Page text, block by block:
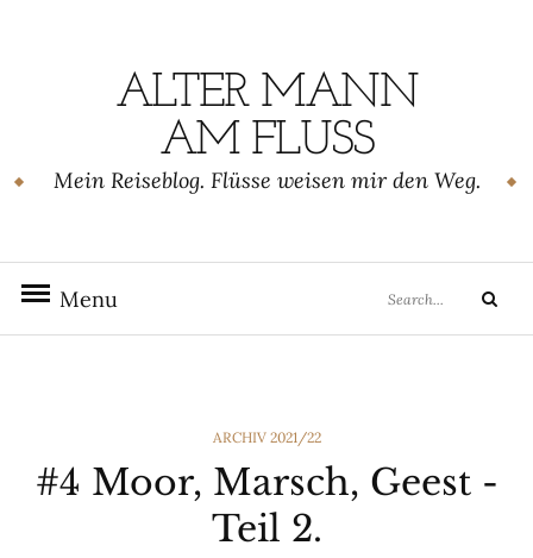
ALTER MANN
AM FLUSS
Mein Reiseblog. Flüsse weisen mir den Weg.
Menu
Search
CATEGORIES
ARCHIV 2021/22
#4 Moor, Marsch, Geest -
Teil 2.